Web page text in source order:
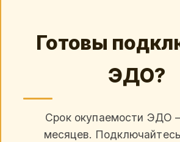
Готовы
ЭДО?
Срок окупаемости ЭДО
месяцев.